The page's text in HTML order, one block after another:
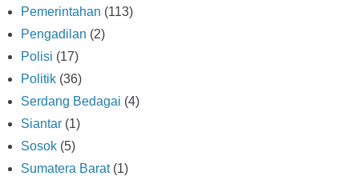
Pemerintahan (113)
Pengadilan (2)
Polisi (17)
Politik (36)
Serdang Bedagai (4)
Siantar (1)
Sosok (5)
Sumatera Barat(1)